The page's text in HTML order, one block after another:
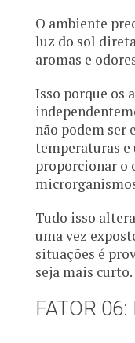
O ambiente
luz do sol
aromas e
Isso porque os
não podem ser
temperaturas e
proporcionar o
Tudo isso
uma vez
situações é
seja mais curto.
FATOR 06: